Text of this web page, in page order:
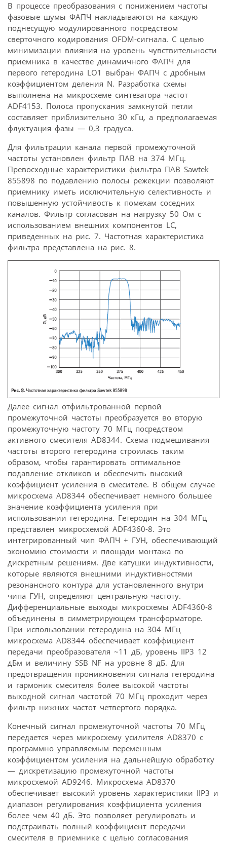
В процессе преобразования с понижением частоты
фазовые шумы ФАПЧ накладываются на каждую
поднесущую модулированного посредством
сверточного кодирования OFDM-сигнала. С целью
минимизации влияния на уровень чувствительности
приемника в качестве динамичного ФАПЧ для
первого гетеродина LO1 выбран ФАПЧ с дробным
коэффициентом деления N. Разработка схемы
выполнена на микросхеме синтезатора частот
ADF4153. Полоса пропускания замкнутой петли
составляет приблизительно 30 кГц, а предполагаемая
флуктуация фазы — 0,3 градуса.
Для фильтрации канала первой промежуточной
частоты установлен фильтр ПАВ на 374 МГц.
Превосходные характеристики фильтра ПАВ Sawtek
855898 по подавлению полосы режекции позволяют
приемнику иметь исключительную селективность и
повышенную устойчивость к помехам соседних
каналов. Фильтр согласован на нагрузку 50 Ом с
использованием внешних компонентов LC,
приведенных на рис. 7. Частотная характеристика
фильтра представлена на рис. 8.
Далее сигнал отфильтрованной первой
промежуточной частоты преобразуется во вторую
промежуточную частоту 70 МГц посредством
активного смесителя AD8344. Схема подмешивания
частоты второго гетеродина строилась таким
образом, чтобы гарантировать оптимальное
подавление откликов и обеспечить высокий
коэффициент усиления в смесителе. В общем случае
микросхема AD8344 обеспечивает немного большее
значение коэффициента усиления при
использовании гетеродина. Гетеродин на 304 МГц
представлен микросхемой ADF4360-8. Это
интегрированный чип ФАПЧ + ГУН, обеспечивающий
экономию стоимости и площади монтажа по
дискретным решениям. Две катушки индуктивности,
которые являются внешними индуктивностями
резонансного контура для установленного внутри
чипа ГУН, определяют центральную частоту.
Дифференциальные выходы микросхемы ADF4360-8
объединены в симметрирующем трансформаторе.
При использовании гетеродина на 304 МГц
микросхема AD8344 обеспечивает коэффициент
передачи преобразователя ~11 дБ, уровень IIP3 12
дБм и величину SSB NF на уровне 8 дБ. Для
предотвращения проникновения сигнала гетеродина
и гармоник смесителя более высокой частоты
выходной сигнал частотой 70 МГц проходит через
фильтр нижних частот четвертого порядка.
Конечный сигнал промежуточной частоты 70 МГц
передается через микросхему усилителя AD8370 с
программно управляемым переменным
коэффициентом усиления на дальнейшую обработку
— дискретизацию промежуточной частоты
микросхемой AD9246. Микросхема AD8370
обеспечивает высокий уровень характеристики IIP3 и
диапазон регулирования коэффициента усиления
более чем 40 дБ. Это позволяет регулировать и
подстраивать полный коэффициент передачи
смесителя в приемнике с целью согласования